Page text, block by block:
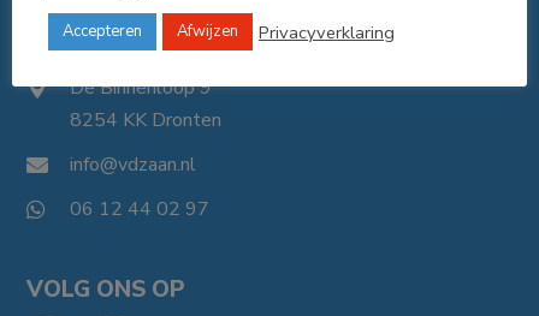
 De Binnenloop 9
8254 KK Dronten
 info@vdzaan.nl
 06 12 44 02 97
VOLG ONS OP
Accepteren Afwijzen Privacyverklaring